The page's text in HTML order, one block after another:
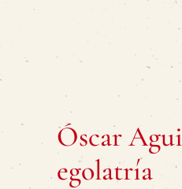
Óscar
egolatría